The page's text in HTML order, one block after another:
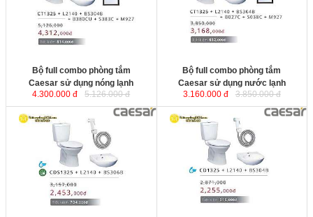
Bộ full combo phòng tắm
Caesar sử dụng nóng lạnh
4.300.000 đ
5.126.000 đ
Bộ full combo phòng tắm
Caesar sử dụng nước lạnh
3.160.000 đ
3.850.000 đ